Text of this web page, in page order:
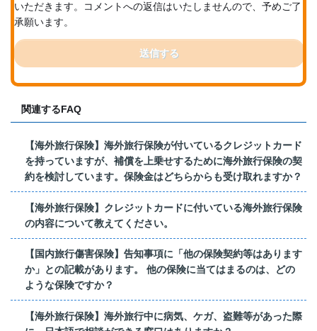
いただきます。コメントへの返信はいたしませんので、予めご了
承願います。
送信する
関連するFAQ
【海外旅行保険】海外旅行保険が付いているクレジットカード
を持っていますが、補償を上乗せするために海外旅行保険の契
約を検討しています。保険金はどちらからも受け取れますか？
【海外旅行保険】クレジットカードに付いている海外旅行保険
の内容について教えてください。
【国内旅行傷害保険】告知事項に「他の保険契約等はあります
か」との記載があります。 他の保険に当てはまるのは、どの
ような保険ですか？
【海外旅行保険】海外旅行中に病気、ケガ、盗難等があった際